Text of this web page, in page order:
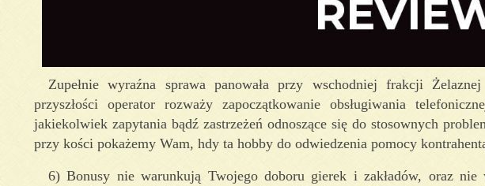
Zupełnie wyraźna sprawa panowała przy wschodniej frakcji
przyszłości operator rozważy zapoczątkowanie obsługiwania
jakiekolwiek zapytania bądź zastrzeżeń odnoszące się do stosownych
przy kości pokażemy Wam, hdy ta hobby do odwiedzenia pomocy
6) Bonusy nie warunkują Twojego doboru gierek i zakładów, oraz nie